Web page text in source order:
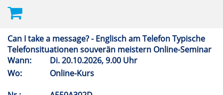
Can I take a message? - Englisch am Telefon Typische
Telefonsituationen souverän meistern Online-Seminar
Wann:
Di.20.10.2026, 9.00 Uhr
Wo:
Online-Kurs